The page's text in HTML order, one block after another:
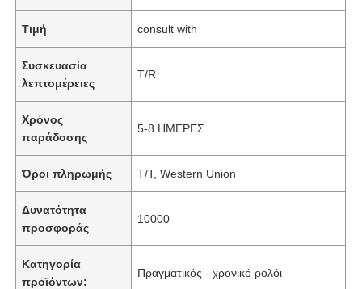
Τιμή consult with
Συσκευασία
λεπτομέρειες
T/R
Χρόνος
παράδοσης
5-8 ΗΜΕΡΕΣ
Όροι πληρωμής T/T, Western Union
Δυνατότητα
προσφοράς
10000
Κατηγορία
προϊόντων:
Πραγματικός - χρονικό ρολόι